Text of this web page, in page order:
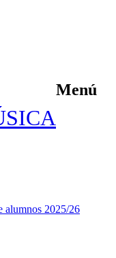
Menú
alumnos 2025/26